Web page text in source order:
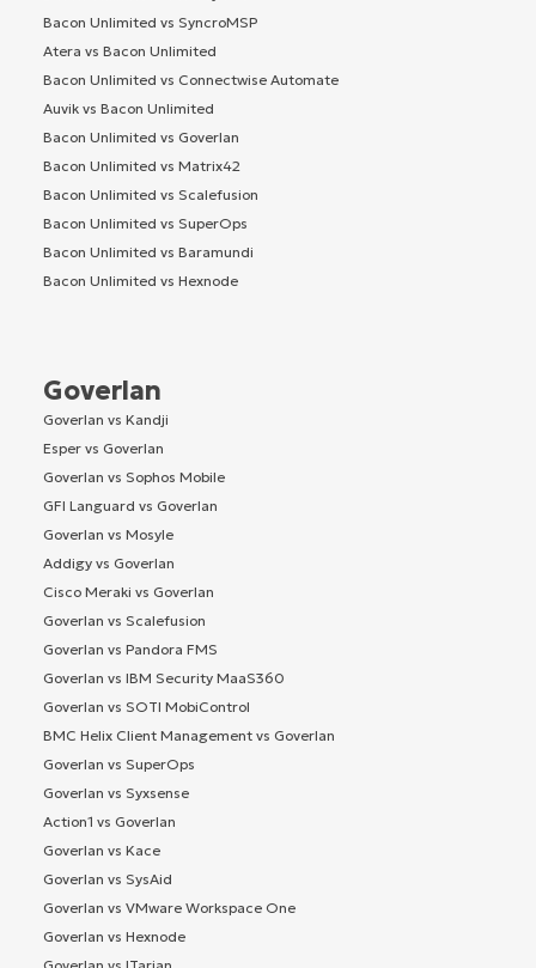
Bacon Unlimited vs SyncroMSP
Atera vs Bacon Unlimited
Bacon Unlimited vs Connectwise Automate
Auvik vs Bacon Unlimited
Bacon Unlimited vs Goverlan
Bacon Unlimited vs Matrix42
Bacon Unlimited vs Scalefusion
Bacon Unlimited vs SuperOps
Bacon Unlimited vs Baramundi
Bacon Unlimited vs Hexnode
Goverlan
Goverlan vs Kandji
Esper vs Goverlan
Goverlan vs Sophos Mobile
GFI Languard vs Goverlan
Goverlan vs Mosyle
Addigy vs Goverlan
Cisco Meraki vs Goverlan
Goverlan vs Scalefusion
Goverlan vs Pandora FMS
Goverlan vs IBM Security MaaS360
Goverlan vs SOTI MobiControl
BMC Helix Client Management vs Goverlan
Goverlan vs SuperOps
Goverlan vs Syxsense
Action1 vs Goverlan
Goverlan vs Kace
Goverlan vs SysAid
Goverlan vs VMware Workspace One
Goverlan vs Hexnode